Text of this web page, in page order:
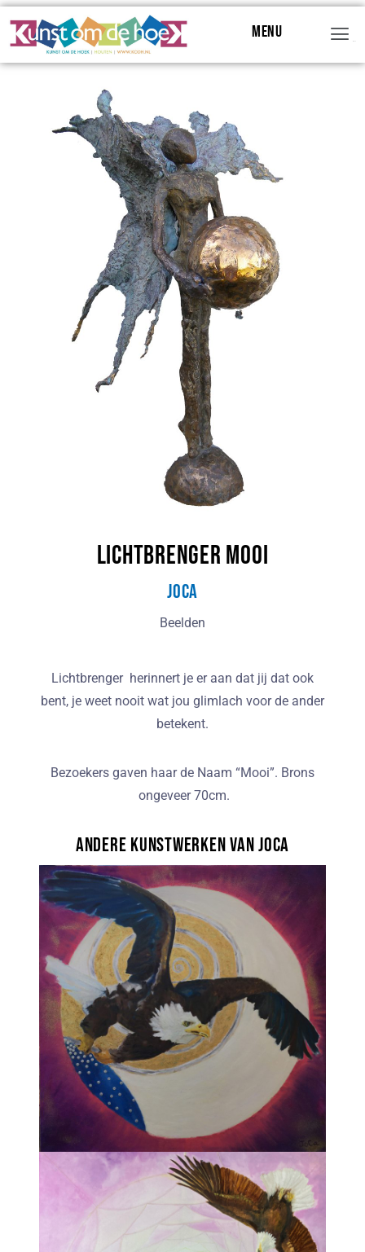
Menu
Lichtbrenger Mooi
JoCa
Beelden
Lichtbrenger herinnert je er aan dat jij dat ook
bent, je weet nooit wat jou glimlach voor de ander
betekent.
Bezoekers gaven haar de Naam “Mooi”. Brons
ongeveer 70cm.
Andere kunstwerken van JoCa